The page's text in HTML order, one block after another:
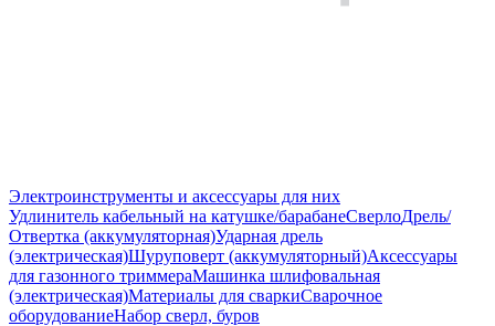
Электроинструменты и аксессуары для них
Удлинитель кабельный на катушке/барабанеСверлоДрель/
Отвертка (аккумуляторная)Ударная дрель
(электрическая)Шуруповерт (аккумуляторный)Аксессуары
для газонного триммераМашинка шлифовальная
(электрическая)Материалы для сваркиСварочное
оборудованиеНабор сверл, буров